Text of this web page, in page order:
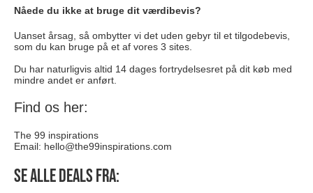
Nåede du ikke at bruge dit værdibevis?
Uanset årsag, så ombytter vi det uden gebyr til et tilgodebevis,
som du kan bruge på et af vores 3 sites.
Du har naturligvis altid 14 dages fortrydelsesret på dit køb med
mindre andet er anført.
Find os her:
The 99 inspirations
Email: hello@the99inspirations.com
Se alle deals fra: